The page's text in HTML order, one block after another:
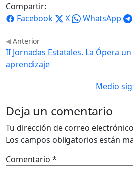
Compartir:
Facebook
X WhatsApp
Anterior
II Jornadas Estatales. La Ópera
aprendizaje
Medio
Deja un comentario
Tu dirección de correo
Los campos obligatorios están
Comentario *